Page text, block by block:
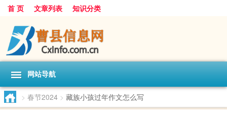
首 页 文章列表 知识分类
网站导航
> 春节2024 > 藏族小孩过年作文怎么写